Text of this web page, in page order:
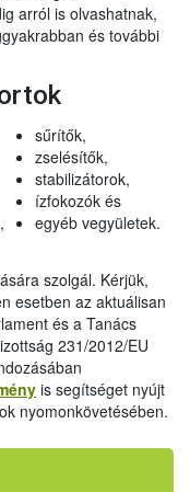
arról is olvashatnak,
és további
sűrítők,
zselésítők,
stabilizátorok,
ízfokozók és
egyéb vegyületek.
szolgál. Kérjük,
esetben az aktuálisan
és a Tanács
231/2012/EU
is segítséget nyújt
nyomonkövetésében.